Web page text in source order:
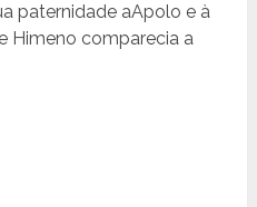
paternidade aApolo e à
Himeno comparecia a